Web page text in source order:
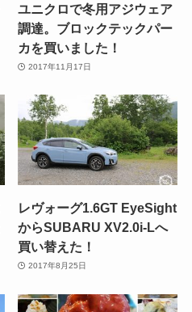
ユニクロで冬用アジウェア
調達。ブロックテックパー
カを買いました！
2017年11月17日
レヴォーグ1.6GT EyeSight
からSUBARU XV2.0i-Lへ
買い替えた！
2017年8月25日